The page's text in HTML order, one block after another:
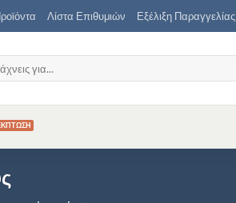
Λίστα Επιθυμιών Εξέλιξη Παραγγελίας